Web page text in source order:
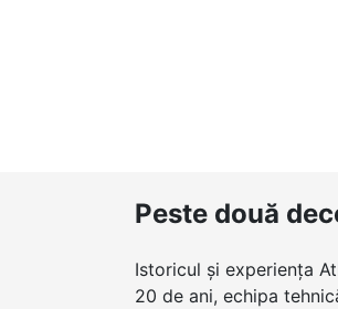
Peste două
Istoricul și experiența
20 de ani, echipa